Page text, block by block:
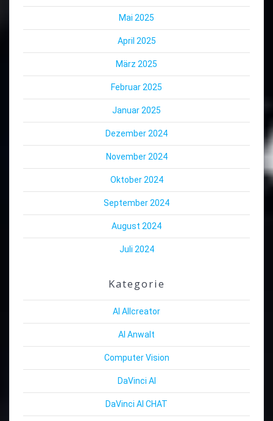
Mai 2025
April 2025
März 2025
Februar 2025
Januar 2025
Dezember 2024
November 2024
Oktober 2024
September 2024
August 2024
Juli 2024
Kategorie
AI Allcreator
AI Anwalt
Computer Vision
DaVinci AI
DaVinci AI CHAT